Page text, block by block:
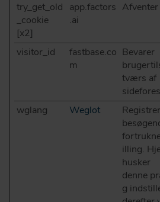
try_get_old
_cookie
[x2]
app.factors
.ai
Afventer
visitor_id
fastbase.co
m
Bevarer
tværs af
wglang Weglot
illing.
husker
denne
g